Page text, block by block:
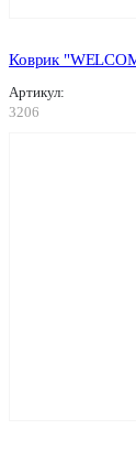
Коврик
Артикул:
3206